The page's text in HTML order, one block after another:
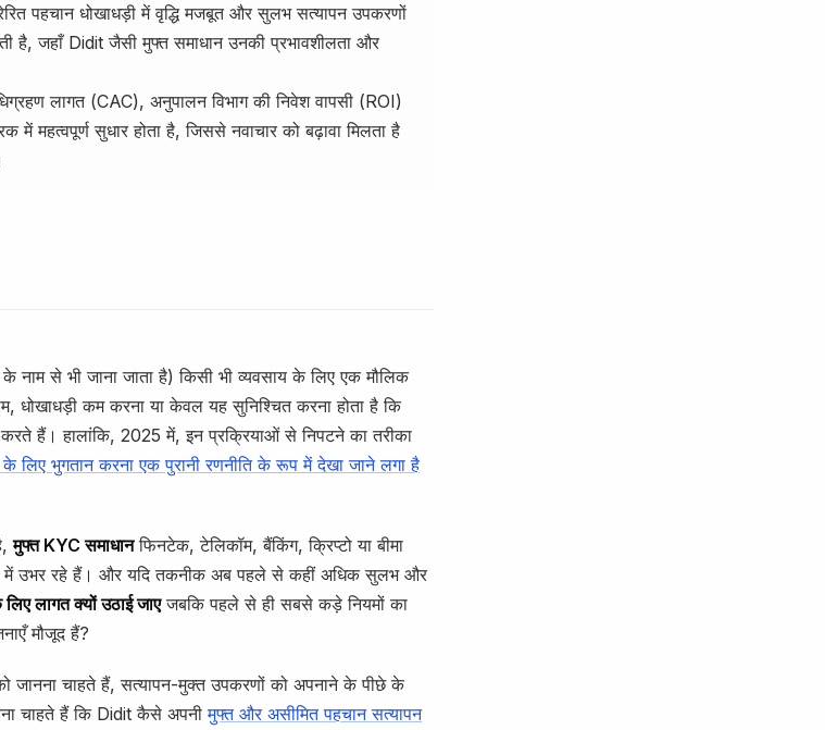
पहचान धोखाधड़ी में वृद्धि मजबूत और सुलभ सत्यापन उपकरणों
है, जहाँ Didit जैसी मुफ्त समाधान उनकी प्रभावशीलता और
लागत (CAC), अनुपालन विभाग की निवेश वापसी (ROI)
महत्वपूर्ण सुधार होता है, जिससे नवाचार को बढ़ावा मिलता है
नाम से भी जाना जाता है) किसी भी व्यवसाय के लिए एक मौलिक
धोखाधड़ी कम करना या केवल यह सुनिश्चित करना होता है कि
करते हैं। हालांकि, 2025 में, इन प्रक्रियाओं से निपटने का तरीका
लिए भुगतान करना एक पुरानी रणनीति के रूप में देखा जाने लगा है
मुफ्त KYC समाधानफिनटेक, टेलिकॉम, बैंकिंग, क्रिप्टो या बीमा
में उभर रहे हैं। और यदि तकनीक अब पहले से कहीं अधिक सुलभ और
लागत क्यों उठाई जाएजबकि पहले से ही सबसे कड़े नियमों का
मौजूद हैं?
जानना चाहते हैं, सत्यापन-मुक्त उपकरणों को अपनाने के पीछे के
चाहते हैं कि Didit कैसे अपनीमुफ्त और असीमित पहचान सत्यापन